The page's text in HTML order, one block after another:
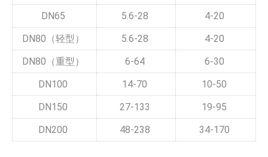
DN65
5.6-28
4-20
DN80（轻型）
5.6-28
4-20
DN80（重型）
6-64
6-30
DN100
14-70
10-50
DN150
27-133
19-95
DN200
48-238 34-170